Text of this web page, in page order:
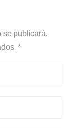
se publicará.
*